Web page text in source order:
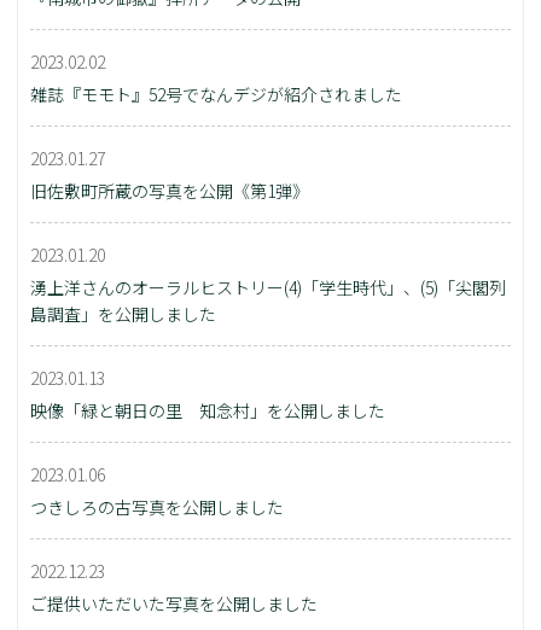
2023.02.02
雑誌『モモト』52号でなんデジが紹介されました
2023.01.27
旧佐敷町所蔵の写真を公開《第1弾》
2023.01.20
湧上洋さんのオーラルヒストリー(4)「学生時代」、(5)「尖閣列
島調査」を公開しました
2023.01.13
映像「緑と朝日の里 知念村」を公開しました
2023.01.06
つきしろの古写真を公開しました
2022.12.23
ご提供いただいた写真を公開しました